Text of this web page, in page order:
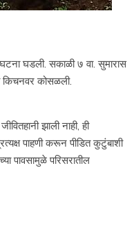
घडली. सकाळी ७ वा. सुमारास
किचनवर कोसळली.
झाली नाही, ही
पाहणी करून पीडित कुटुंबाशी
पावसामुळे परिसरातील